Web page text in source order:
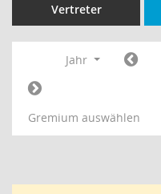
Vertreter
Jahr
Gremium auswählen